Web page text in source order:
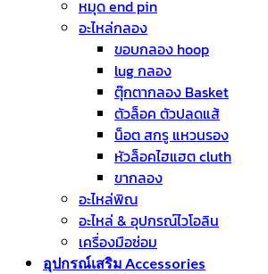
หมุด end pin
อะไหล่กลอง
ขอบกลอง hoop
lug กลอง
ตุ๊กตากลอง Basket
ตัวล็อค ตัวปลดแส้
น็อต สกรู แหวนรอง
หัวล็อคไฮแฮต cluth
ขากลอง
อะไหล่พิณ
อะไหล่ & อุปกรณ์ไวโอลิน
เครื่องมือซ่อม
อุปกรณ์เสริม Accessories